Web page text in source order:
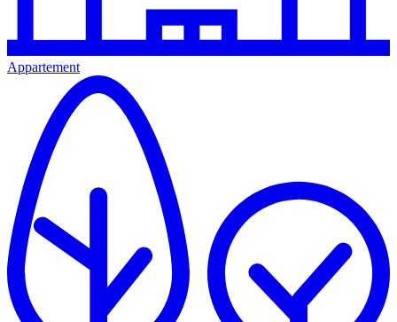
Appartement